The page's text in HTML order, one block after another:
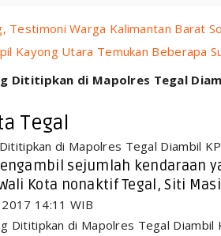
Testimoni Warga Kalimantan Barat
Kayong Utara Temukan Beberapa
Dititipkan di Mapolres Tegal
Tegal
di Mapolres Tegal Diambil
sejumlah kendaraan
Kota nonaktif Tegal, Siti
14:11 WIB